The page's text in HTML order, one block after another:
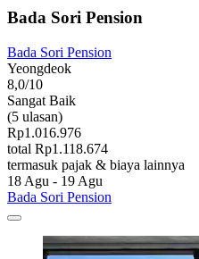
Bada Sori Pension
Bada Sori Pension
Yeongdeok
8,0/10
Sangat Baik
(5 ulasan)
Rp1.016.976
total Rp1.118.674
termasuk pajak & biaya lainnya
18 Agu - 19 Agu
Bada Sori Pension